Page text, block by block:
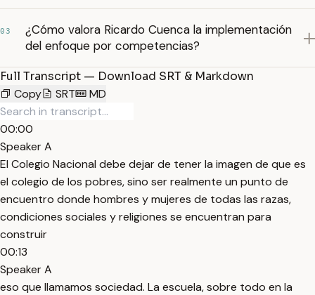
03
¿Cómo valora Ricardo Cuenca la implementación
del enfoque por competencias?
Full Transcript — Download SRT & Markdown
Copy
SRT MD
00:00
Speaker A
El Colegio Nacional debe dejar de tener la imagen de que es
el colegio de los pobres, sino ser realmente un punto de
encuentro donde hombres y mujeres de todas las razas,
condiciones sociales y religiones se encuentran para
construir
00:13
Speaker A
eso que llamamos sociedad. La escuela, sobre todo en la